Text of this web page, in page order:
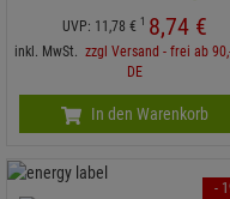
UVP: 11,78 € 1 8,74 €
inkl. MwSt. zzgl Versand - frei ab
DE
In den Warenkorb
-